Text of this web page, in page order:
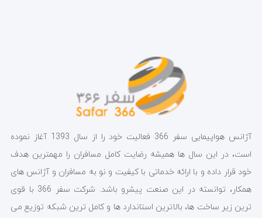
آژانس هواپیمایی سفر 366 فعالیت خود را از سال 1393 آغاز نموده
است، در این سال ها همیشه رضایت کامل مسافران را مهمترین هدف
خود قرار داده و با ارائه خدماتی با کیفیت و نو به مسافران و آژانس های
همکار، توانسته در این صنعت پیشرو باشد. شرکت سفر 366 با قوی
ترین زیر ساخت ها، بالاترین استاندارد ها و کامل ترین شبکه توزیع می